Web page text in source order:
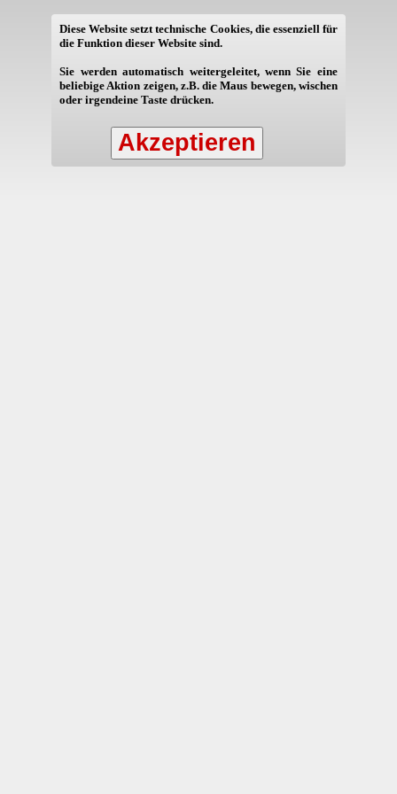
Diese Website setzt technische Cookies, die essenziell für
die Funktion dieser Website sind.
Sie werden automatisch weitergeleitet, wenn Sie eine
beliebige Aktion zeigen, z.B. die Maus bewegen, wischen
oder irgendeine Taste drücken.